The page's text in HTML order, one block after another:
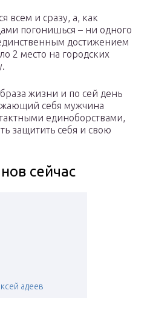
всем и сразу, а, как
погонишься – ни одного
достижением
2 место на городских
жизни и по сей день
себя мужчина
единоборствами,
защитить себя и свою
сейчас
адеев